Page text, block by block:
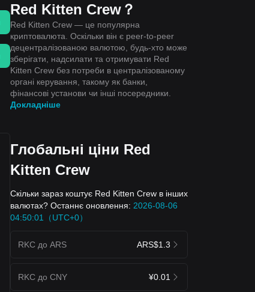
Red Kitten Crew？
Red Kitten Crew — це популярна
криптовалюта. Оскільки він є peer-to-peer
децентралізованою валютою, будь-хто може
зберігати, надсилати та отримувати Red
Kitten Crew без потреби в централізованому
органі керування, такому як банки,
фінансові установи чи інші посередники.
Докладніше
Глобальні ціни Red
Kitten Crew
Скільки зараз коштує Red Kitten Crew в інших
валютах? Останнє оновлення: 2026-08-06
04:50:01（UTC+0）
RKC до ARS ARS$1.3
RKC до CNY ¥0.01